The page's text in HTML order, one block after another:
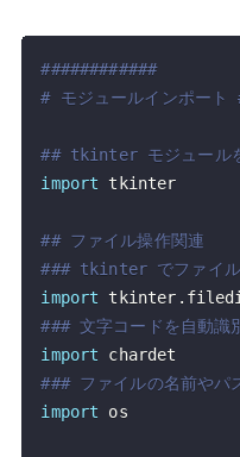
############
# モジュールインポ
## tkinter モジュールを
import
## ファイル操作関連
### tkinter でファイル
import tkinter .
### 文字コードを自
import
### ファイルの名前やパ
import